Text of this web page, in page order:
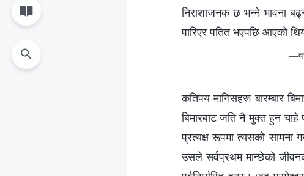
निराशाजनक छ भन्‍ने भावना
पारिएर पतित भएपछि आएको
कतिपय मानिसहरू बारम्बार
बिमारबाट जति नै मुक्त हुन
प्रत्यक्ष रूपमा त्यसको सामना
उसले सर्वप्रथम मान्छेको